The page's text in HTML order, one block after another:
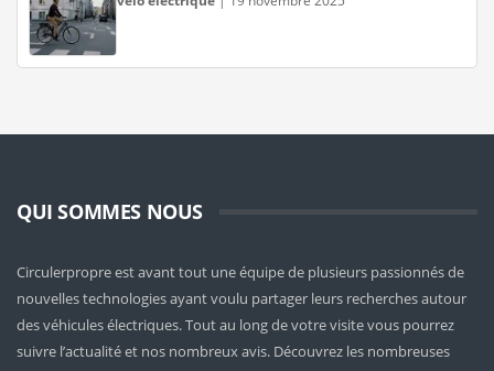
QUI SOMMES NOUS
Circulerpropre est avant tout une équipe de plusieurs passionnés de
nouvelles technologies ayant voulu partager leurs recherches autour
des véhicules électriques. Tout au long de votre visite vous pourrez
suivre l’actualité et nos nombreux avis. Découvrez les nombreuses